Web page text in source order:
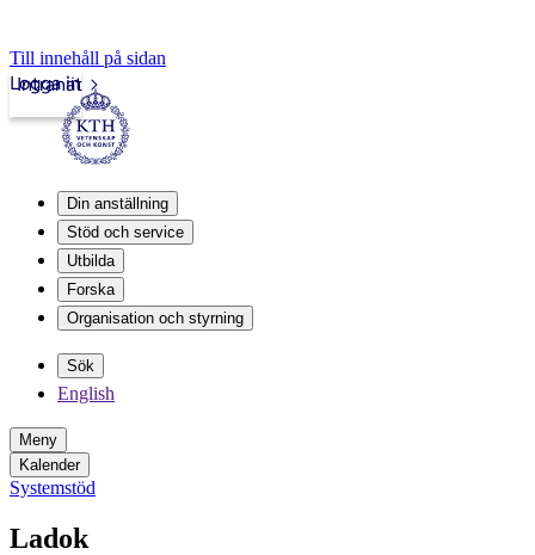
Till innehåll på sidan
Intranät
Logga in
Din anställning
Stöd och service
Utbilda
Forska
Organisation och styrning
Sök
English
Meny
Kalender
Systemstöd
Ladok